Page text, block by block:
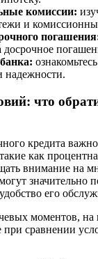
комиссии:
и
надежности.
что
кредита
как
внимание на
значительно
его
моментов, на
при сравнении